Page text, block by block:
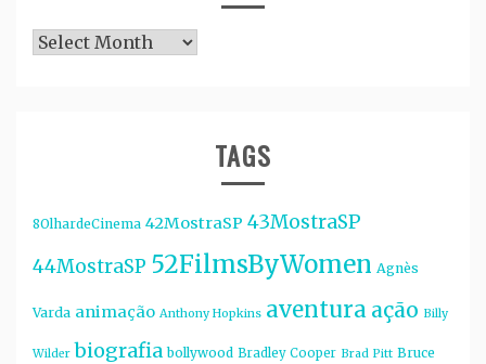
Arquivos
TAGS
8OlhardeCinema 42MostraSP 43MostraSP
44MostraSP 52FilmsByWomen Agnès
Varda animação Anthony Hopkins aventura ação Billy
Wilder biografia bollywood Bradley Cooper Brad Pitt Bruce